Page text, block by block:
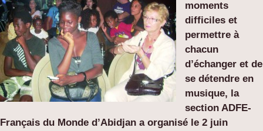
moments
difficiles et
permettre à
chacun
d’échanger et de
se détendre en
musique, la
section ADFE-
Français du Monde d’Abidjan a organisé le 2 juin